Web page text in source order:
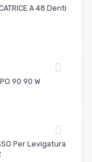
A 48 Denti
90 90 W
Per Levigatura